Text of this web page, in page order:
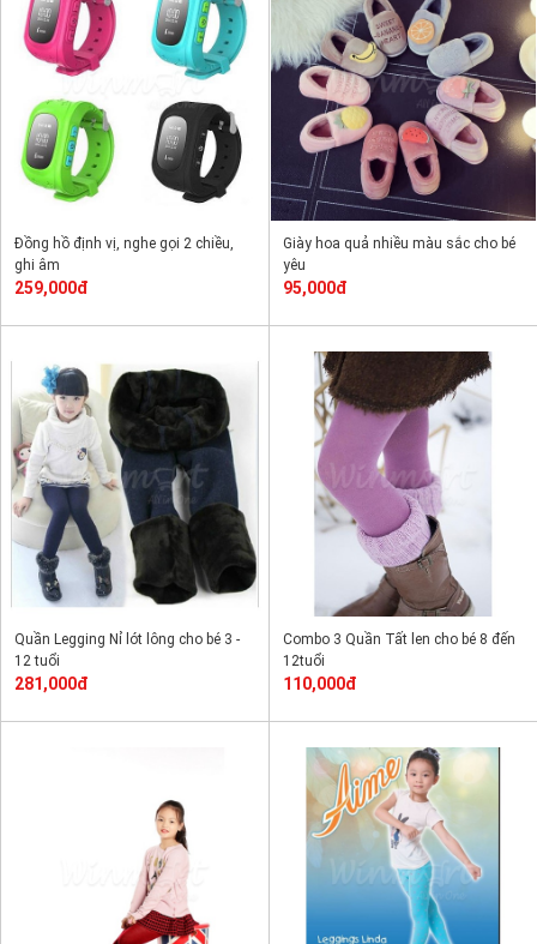
Đồng hồ định vị, nghe gọi 2 chiều,
ghi âm
259,000đ
Giày hoa quả nhiều màu sắc cho bé
yêu
95,000đ
Quần Legging Nỉ lót lông cho bé 3 -
12 tuổi
281,000đ
Combo 3 Quần Tất len cho bé 8 đến
12tuổi
110,000đ